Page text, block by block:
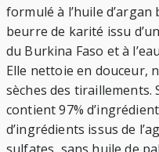
formulé à l’huile
beurre de karité issu
du Burkina Faso et à
Elle nettoie en douceur,
sèches des
contient 97%
d’ingrédients issus de